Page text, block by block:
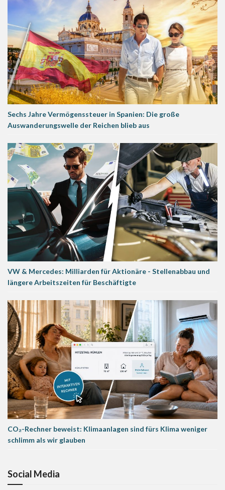
Sechs Jahre Vermögenssteuer in Spanien: Die große
Auswanderungswelle der Reichen blieb aus
VW & Mercedes: Milliarden für Aktionäre - Stellenabbau und
längere Arbeitszeiten für Beschäftigte
CO₂-Rechner beweist: Klimaanlagen sind fürs Klima weniger
schlimm als wir glauben
Social Media